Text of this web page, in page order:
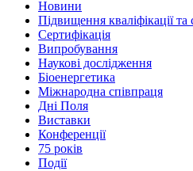
Новини
Підвищення кваліфікації
Сертифікація
Випробування
Наукові дослідження
Біоенергетика
Міжнародна співпраця
Дні Поля
Виставки
Конференції
75 років
Події